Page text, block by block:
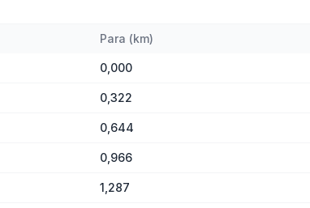
Para (km)
0,000
0,322
0,644
0,966
1,287